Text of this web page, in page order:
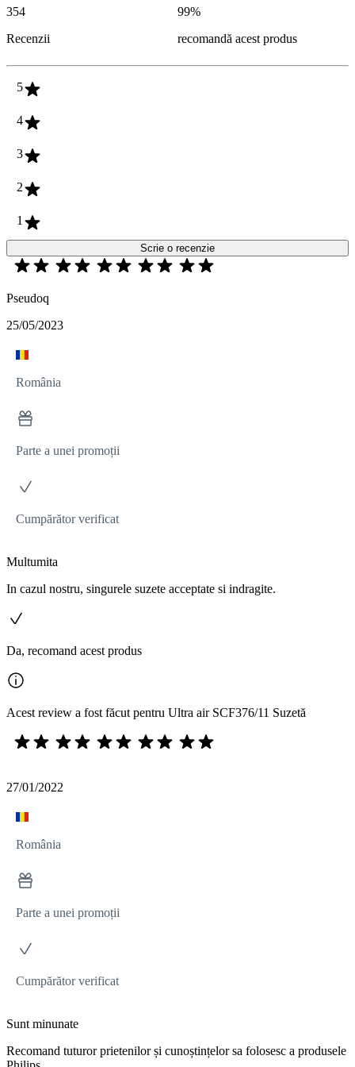
354
Recenzii
99%
recomandă acest produs
5
4
3
2
1
Scrie o recenzie
Pseudoq
25/05/2023
România
Parte a unei promoții
Cumpărător verificat
Multumita
In cazul nostru, singurele suzete acceptate si indragite.
Da, recomand acest produs
Acest review a fost făcut pentru Ultra air SCF376/11 Suzetă
27/01/2022
România
Parte a unei promoții
Cumpărător verificat
Sunt minunate
Recomand tuturor prietenilor și cunoștințelor sa folosesc a produsele